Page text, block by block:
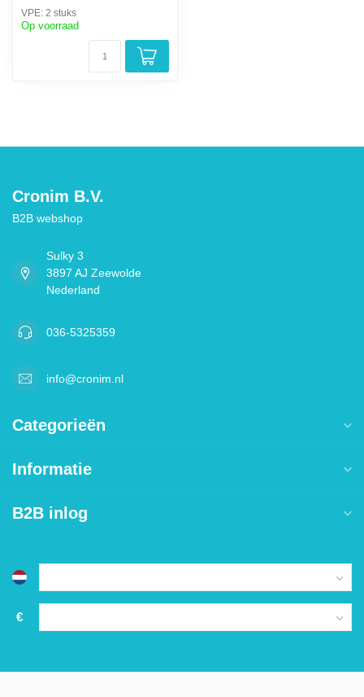
VPE: 2 stuks
Op voorraad
Cronim B.V.
B2B webshop
Sulky 3
3897 AJ Zeewolde
Nederland
036-5325359
info@cronim.nl
Categorieën
Informatie
B2B inlog
€